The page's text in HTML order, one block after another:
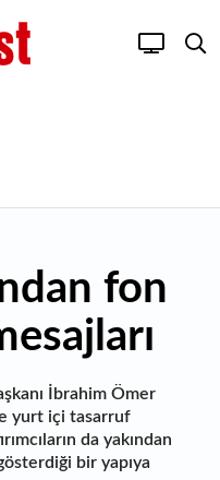
fon
İbrahim Ömer
yurt içi tasarruf
da yakından
bir yapıya